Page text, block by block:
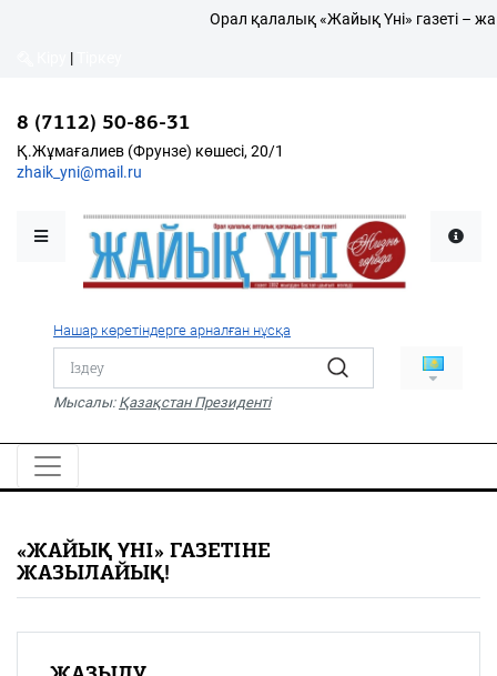
Қалалықтар қаперіне
Қоғам
Дені сау ұлт
Спорт
Жалын
PDF
«Жайық үні» — 33 жыл
Каталог
Қ.Жұмағалиев (Фрунзе)
Орал қалалық «Жайық Үні» газеті –
|
8 (7112) 50-86-31
Қ.Жұмағалиев (Фрунзе) көшесі, 20/1
zhaik_yni@mail.ru
Нашар көретіндерге арналған нұсқа
Мысалы: Қазақстан Президенті
«ЖАЙЫҚ ҮНІ» ГАЗЕТІНЕ
ЖАЗЫЛАЙЫҚ!